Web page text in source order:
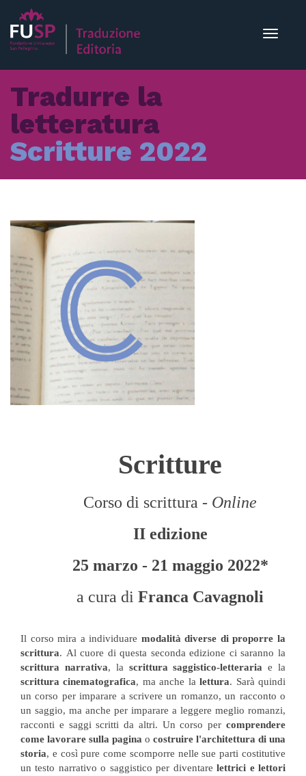
Toggle
Tradurre la
letteratura
Scritture 2022
Scritture
Corso di scrittura - Online
II edizione
25 marzo - 21 maggio 2022*
a cura di Franca Cavagnoli
Il corso mira aindividuare modalità diverse di proporre la
scrittura. Al cuore di questa seconda edizione ci saranno la
scrittura narrativa, la scrittura saggistico-letteraria e la
scrittura cinematografica, ma anche lalettura. Sarà quindi
un corso per imparare a scrivere un romanzo, un racconto o
un saggio, ma anche per imparare a leggere meglio romanzi,
racconti e saggi scritti da altri. Un corso per comprendere
come lavorare sulla pagina o costruire l'architettura di una
storia, e così pure come scomporre nelle sue parti costitutive
un testo narrativo o saggistico per diventarelettrici e lettori